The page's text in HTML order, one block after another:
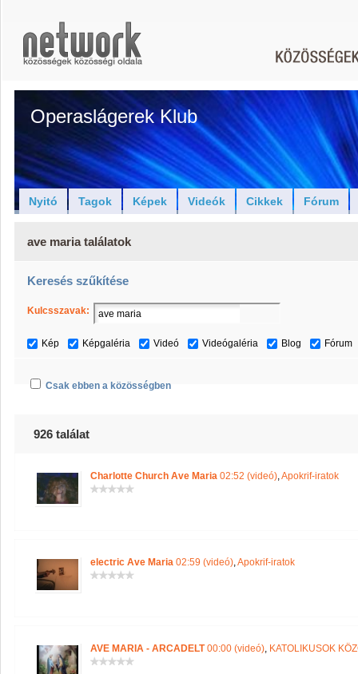
Operaslágerek Klub
Nyitó Tagok Képek Videók Cikkek Fórum
ave maria találatok
Keresés szűkítése
Kulcsszavak:
Kép Képgaléria Videó Videógaléria Blog Fórum
Csak ebben a közösségben
926 találat
Charlotte Church Ave Maria 02:52 (videó),Apokrif-iratok
electric Ave Maria 02:59 (videó),Apokrif-iratok
AVE MARIA - ARCADELT00:00 (videó), KATOLIKUSOK